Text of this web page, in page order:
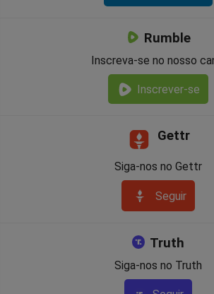
Rumble
Inscreva-se no nosso
Inscrever-se
Gettr
Siga-nos no Gettr
Seguir
Truth
Siga-nos no Truth